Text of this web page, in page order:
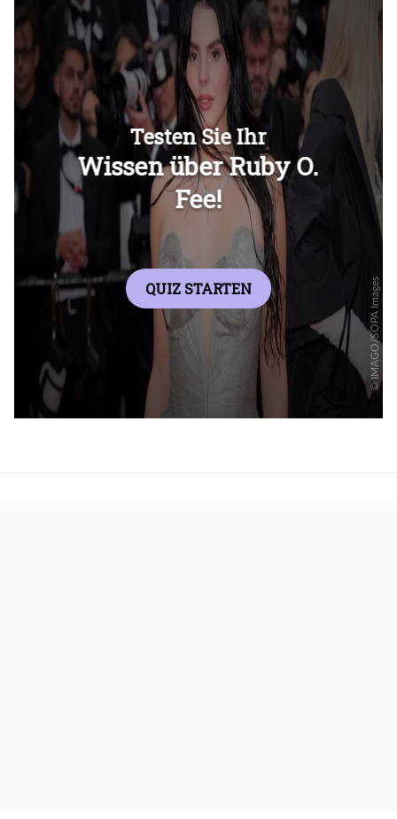
Überspringen